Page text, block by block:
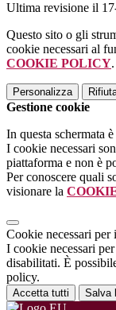
Ultima revisione il
Questo sito o gli
cookie necessari al
COOKIE POLICY.
Personalizza
Gestione cookie
In questa schermata
I cookie necessari
piattaforma e non è
Per conoscere quali
visionare la
Cookie necessari
I cookie necessari
disabilitati. È
policy.
Accetta tutti Salva